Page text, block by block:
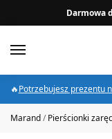
Darmowa
🔥Potrzebujesz prezentu
Marand/Pierścionki